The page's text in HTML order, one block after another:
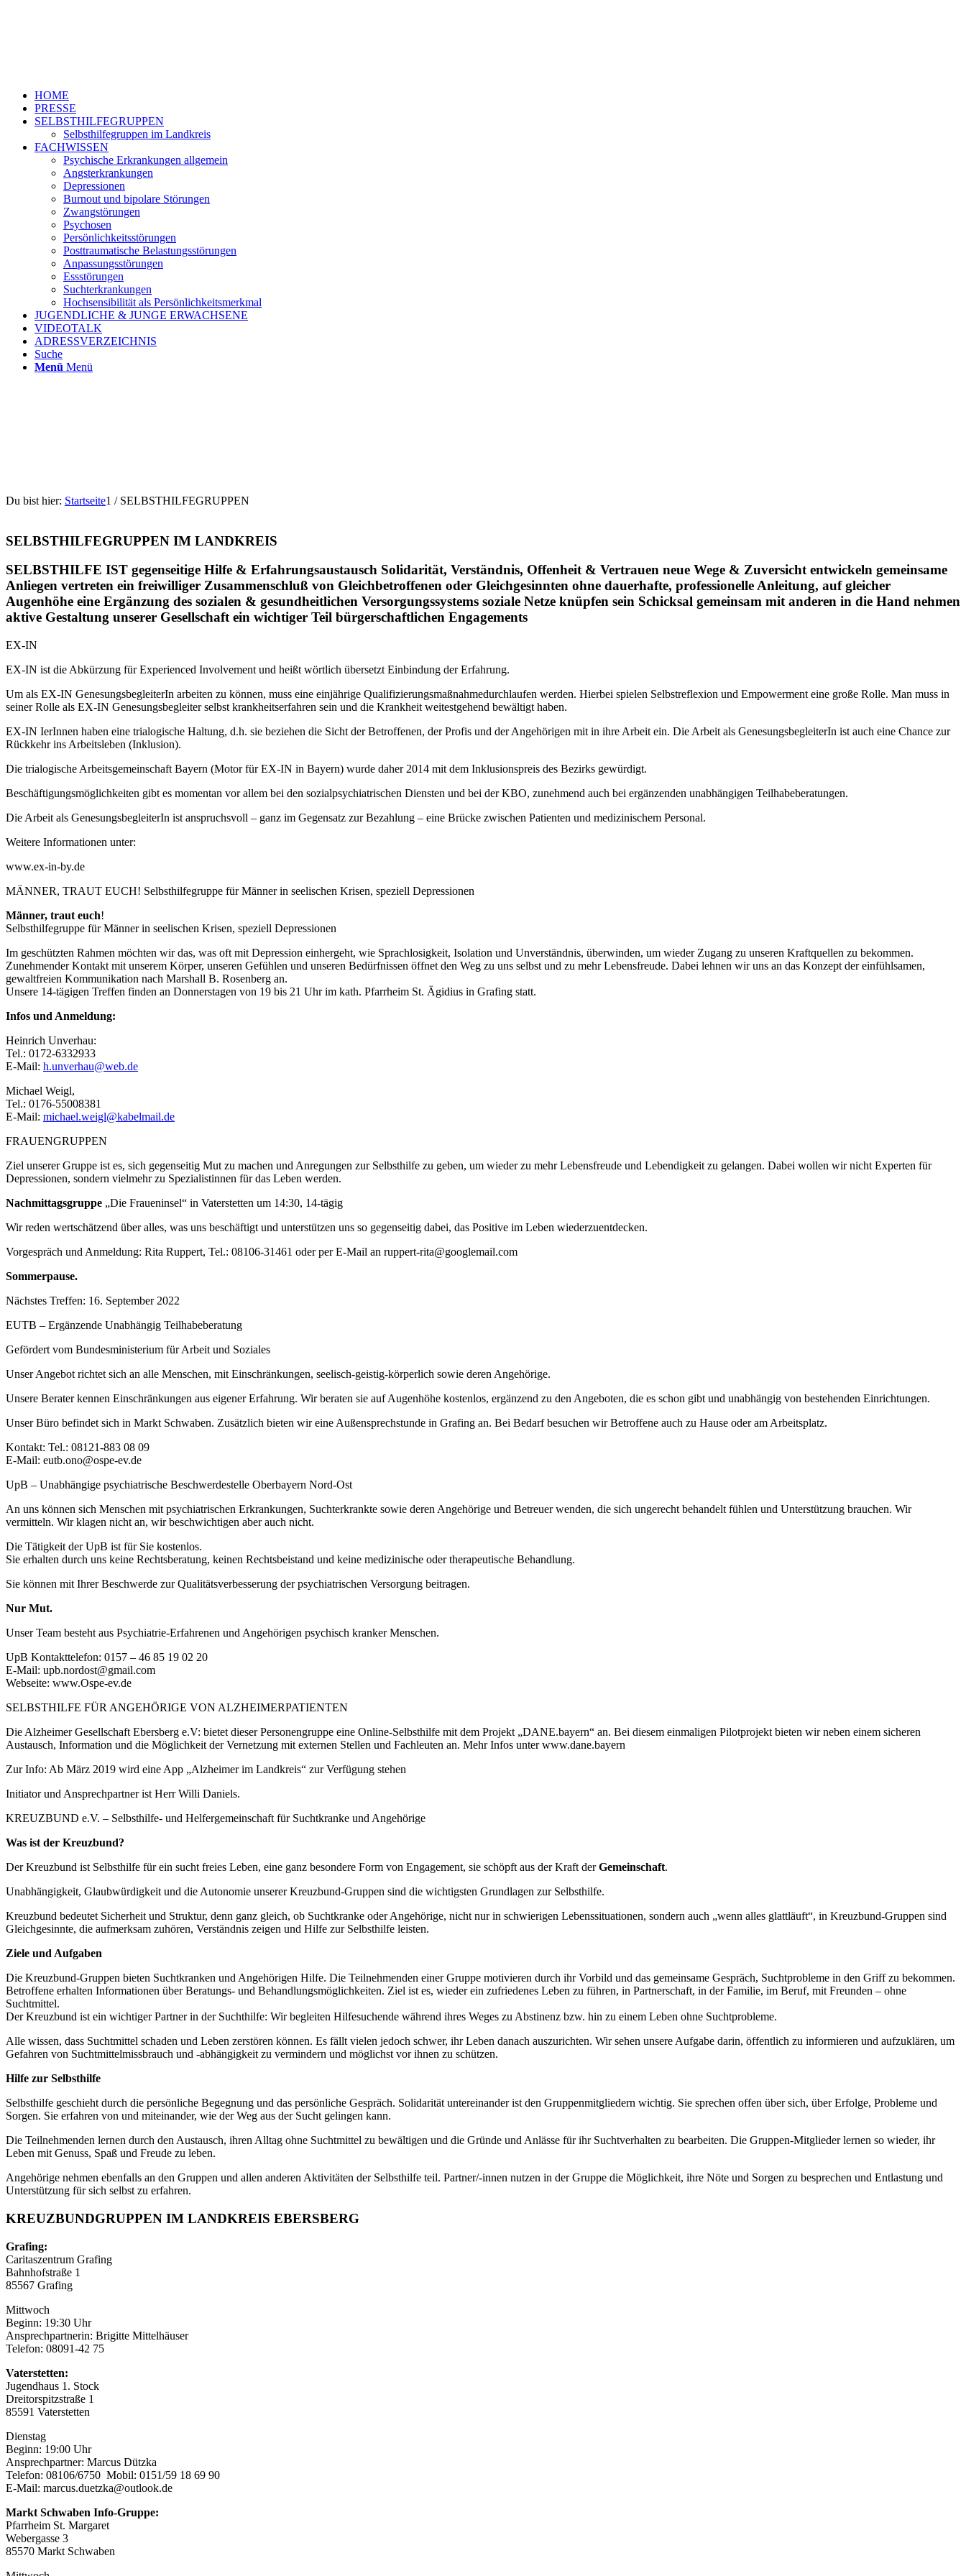
HOME
PRESSE
SELBSTHILFEGRUPPEN
Selbsthilfegruppen im Landkreis
FACHWISSEN
Psychische Erkrankungen allgemein
Angsterkrankungen
Depressionen
Burnout und bipolare Störungen
Zwangstörungen
Psychosen
Persönlichkeitsstörungen
Posttraumatische Belastungsstörungen
Anpassungsstörungen
Essstörungen
Suchterkrankungen
Hochsensibilität als Persönlichkeitsmerkmal
JUGENDLICHE & JUNGE ERWACHSENE
VIDEOTALK
ADRESSVERZEICHNIS
Suche
Menü Menü
Du bist hier: Startseite1 / SELBSTHILFEGRUPPEN
SELBSTHILFEGRUPPEN IM LANDKREIS
SELBSTHILFE IST gegenseitige Hilfe & Erfahrungsaustausch Solidarität, Verständnis, Offenheit & Vertrauen neue Wege & Zuversicht entwickeln gemeinsame
Anliegen vertreten ein freiwilliger Zusammenschluß von Gleichbetroffenen oder Gleichgesinnten ohne dauerhafte, professionelle Anleitung, auf gleicher
Augenhöhe eine Ergänzung des sozialen & gesundheitlichen Versorgungssystems soziale Netze knüpfen sein Schicksal gemeinsam mit anderen in die Hand nehmen
aktive Gestaltung unserer Gesellschaft ein wichtiger Teil bürgerschaftlichen Engagements
EX-IN
EX-IN ist die Abkürzung für Experienced Involvement und heißt wörtlich übersetzt Einbindung der Erfahrung.
Um als EX-IN GenesungsbegleiterIn arbeiten zu können, muss eine einjährige Qualifizierungsmaßnahmedurchlaufen werden. Hierbei spielen Selbstreflexion und Empowerment eine große Rolle. Man muss in
seiner Rolle als EX-IN Genesungsbegleiter selbst krankheitserfahren sein und die Krankheit weitestgehend bewältigt haben.
EX-IN IerInnen haben eine trialogische Haltung, d.h. sie beziehen die Sicht der Betroffenen, der Profis und der Angehörigen mit in ihre Arbeit ein. Die Arbeit als GenesungsbegleiterIn ist auch eine Chance zur
Rückkehr ins Arbeitsleben (Inklusion).
Die trialogische Arbeitsgemeinschaft Bayern (Motor für EX-IN in Bayern) wurde daher 2014 mit dem Inklusionspreis des Bezirks gewürdigt.
Beschäftigungsmöglichkeiten gibt es momentan vor allem bei den sozialpsychiatrischen Diensten und bei der KBO, zunehmend auch bei ergänzenden unabhängigen Teilhabeberatungen.
Die Arbeit als GenesungsbegleiterIn ist anspruchsvoll – ganz im Gegensatz zur Bezahlung – eine Brücke zwischen Patienten und medizinischem Personal.
Weitere Informationen unter:
www.ex-in-by.de
MÄNNER, TRAUT EUCH! Selbsthilfegruppe für Männer in seelischen Krisen, speziell Depressionen
Männer, traut euch!
Selbsthilfegruppe für Männer in seelischen Krisen, speziell Depressionen
Im geschützten Rahmen möchten wir das, was oft mit Depression einhergeht, wie Sprachlosigkeit, Isolation und Unverständnis, überwinden, um wieder Zugang zu unseren Kraftquellen zu bekommen.
Zunehmender Kontakt mit unserem Körper, unseren Gefühlen und unseren Bedürfnissen öffnet den Weg zu uns selbst und zu mehr Lebensfreude. Dabei lehnen wir uns an das Konzept der einfühlsamen,
gewaltfreien Kommunikation nach Marshall B. Rosenberg an.
Unsere 14-tägigen Treffen finden an Donnerstagen von 19 bis 21 Uhr im kath. Pfarrheim St. Ägidius in Grafing statt.
Infos und Anmeldung:
Heinrich Unverhau:
Tel.: 0172-6332933
E-Mail: h.unverhau@web.de
Michael Weigl,
Tel.: 0176-55008381
E-Mail: michael.weigl@kabelmail.de
FRAUENGRUPPEN
Ziel unserer Gruppe ist es, sich gegenseitig Mut zu machen und Anregungen zur Selbsthilfe zu geben, um wieder zu mehr Lebensfreude und Lebendigkeit zu gelangen. Dabei wollen wir nicht Experten für
Depressionen, sondern vielmehr zu Spezialistinnen für das Leben werden.
Nachmittagsgruppe „Die Fraueninsel“ in Vaterstetten um 14:30, 14-tägig
Wir reden wertschätzend über alles, was uns beschäftigt und unterstützen uns so gegenseitig dabei, das Positive im Leben wiederzuentdecken.
Vorgespräch und Anmeldung: Rita Ruppert, Tel.: 08106-31461 oder per E-Mail an ruppert-rita@googlemail.com
Sommerpause.
Nächstes Treffen: 16. September 2022
EUTB – Ergänzende Unabhängig Teilhabeberatung
Gefördert vom Bundesministerium für Arbeit und Soziales
Unser Angebot richtet sich an alle Menschen, mit Einschränkungen, seelisch-geistig-körperlich sowie deren Angehörige.
Unsere Berater kennen Einschränkungen aus eigener Erfahrung. Wir beraten sie auf Augenhöhe kostenlos, ergänzend zu den Angeboten, die es schon gibt und unabhängig von bestehenden Einrichtungen.
Unser Büro befindet sich in Markt Schwaben. Zusätzlich bieten wir eine Außensprechstunde in Grafing an. Bei Bedarf besuchen wir Betroffene auch zu Hause oder am Arbeitsplatz.
Kontakt: Tel.: 08121-883 08 09
E-Mail: eutb.ono@ospe-ev.de
UpB – Unabhängige psychiatrische Beschwerdestelle Oberbayern Nord-Ost
An uns können sich Menschen mit psychiatrischen Erkrankungen, Suchterkrankte sowie deren Angehörige und Betreuer wenden, die sich ungerecht behandelt fühlen und Unterstützung brauchen. Wir
vermitteln. Wir klagen nicht an, wir beschwichtigen aber auch nicht.
Die Tätigkeit der UpB ist für Sie kostenlos.
Sie erhalten durch uns keine Rechtsberatung, keinen Rechtsbeistand und keine medizinische oder therapeutische Behandlung.
Sie können mit Ihrer Beschwerde zur Qualitätsverbesserung der psychiatrischen Versorgung beitragen.
Nur Mut.
Unser Team besteht aus Psychiatrie-Erfahrenen und Angehörigen psychisch kranker Menschen.
UpB Kontakttelefon: 0157 – 46 85 19 02 20
E-Mail: upb.nordost@gmail.com
Webseite: www.Ospe-ev.de
SELBSTHILFE FÜR ANGEHÖRIGE VON ALZHEIMERPATIENTEN
Die Alzheimer Gesellschaft Ebersberg e.V: bietet dieser Personengruppe eine Online-Selbsthilfe mit dem Projekt „DANE.bayern“ an. Bei diesem einmaligen Pilotprojekt bieten wir neben einem sicheren
Austausch, Information und die Möglichkeit der Vernetzung mit externen Stellen und Fachleuten an. Mehr Infos unter www.dane.bayern
Zur Info: Ab März 2019 wird eine App „Alzheimer im Landkreis“ zur Verfügung stehen
Initiator und Ansprechpartner ist Herr Willi Daniels.
KREUZBUND e.V. – Selbsthilfe- und Helfergemeinschaft für Suchtkranke und Angehörige
Was ist der Kreuzbund?
Der Kreuzbund ist Selbsthilfe für ein sucht freies Leben, eine ganz besondere Form von Engagement, sie schöpft aus der Kraft derGemeinschaft.
Unabhängigkeit, Glaubwürdigkeit und die Autonomie unserer Kreuzbund-Gruppen sind die wichtigsten Grundlagen zur Selbsthilfe.
Kreuzbund bedeutet Sicherheit und Struktur, denn ganz gleich, ob Suchtkranke oder Angehörige, nicht nur in schwierigen Lebenssituationen, sondern auch „wenn alles glattläuft“, in Kreuzbund-Gruppen sind
Gleichgesinnte, die aufmerksam zuhören, Verständnis zeigen und Hilfe zur Selbsthilfe leisten.
Ziele und Aufgaben
Die Kreuzbund-Gruppen bieten Suchtkranken und Angehörigen Hilfe. Die Teilnehmenden einer Gruppe motivieren durch ihr Vorbild und das gemeinsame Gespräch, Suchtprobleme in den Griff zu bekommen.
Betroffene erhalten Informationen über Beratungs- und Behandlungsmöglichkeiten. Ziel ist es, wieder ein zufriedenes Leben zu führen, in Partnerschaft, in der Familie, im Beruf, mit Freunden – ohne
Suchtmittel.
Der Kreuzbund ist ein wichtiger Partner in der Suchthilfe: Wir begleiten Hilfesuchende während ihres Weges zu Abstinenz bzw. hin zu einem Leben ohne Suchtprobleme.
Alle wissen, dass Suchtmittel schaden und Leben zerstören können. Es fällt vielen jedoch schwer, ihr Leben danach auszurichten. Wir sehen unsere Aufgabe darin, öffentlich zu informieren und aufzuklären, um
Gefahren von Suchtmittelmissbrauch und -abhängigkeit zu vermindern und möglichst vor ihnen zu schützen.
Hilfe zur Selbsthilfe
Selbsthilfe geschieht durch die persönliche Begegnung und das persönliche Gespräch. Solidarität untereinander ist den Gruppenmitgliedern wichtig. Sie sprechen offen über sich, über Erfolge, Probleme und
Sorgen. Sie erfahren von und miteinander, wie der Weg aus der Sucht gelingen kann.
Die Teilnehmenden lernen durch den Austausch, ihren Alltag ohne Suchtmittel zu bewältigen und die Gründe und Anlässe für ihr Suchtverhalten zu bearbeiten. Die Gruppen-Mitglieder lernen so wieder, ihr
Leben mit Genuss, Spaß und Freude zu leben.
Angehörige nehmen ebenfalls an den Gruppen und allen anderen Aktivitäten der Selbsthilfe teil. Partner/-innen nutzen in der Gruppe die Möglichkeit, ihre Nöte und Sorgen zu besprechen und Entlastung und
Unterstützung für sich selbst zu erfahren.
KREUZBUNDGRUPPEN IM LANDKREIS EBERSBERG
Grafing:
Caritaszentrum Grafing
Bahnhofstraße 1
85567 Grafing
Mittwoch
Beginn: 19:30 Uhr
Ansprechpartnerin: Brigitte Mittelhäuser
Telefon: 08091-42 75
Vaterstetten:
Jugendhaus 1. Stock
Dreitorspitzstraße 1
85591 Vaterstetten
Dienstag
Beginn: 19:00 Uhr
Ansprechpartner: Marcus Dützka
Telefon: 08106/6750 Mobil: 0151/59 18 69 90
E-Mail: marcus.duetzka@outlook.de
Markt Schwaben Info-Gruppe:
Pfarrheim St. Margaret
Webergasse 3
85570 Markt Schwaben